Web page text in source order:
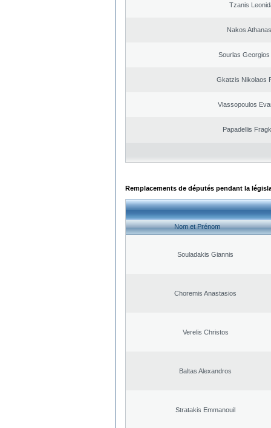
Tzanis
Nakos
Sourlas Georgios
Gkatzis Nikolaos
Vlassopoulos
Papadellis
Remplacements de députés pendant la
Nom et Prénom
Souladakis Giannis
Choremis Anastasios
Verelis Christos
Baltas Alexandros
Stratakis Emmanouil